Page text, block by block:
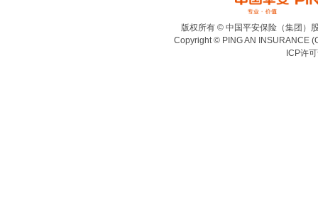
版权所有 © 中国平安保险（集团）
Copyright © PING AN INSURANCE
ICP许